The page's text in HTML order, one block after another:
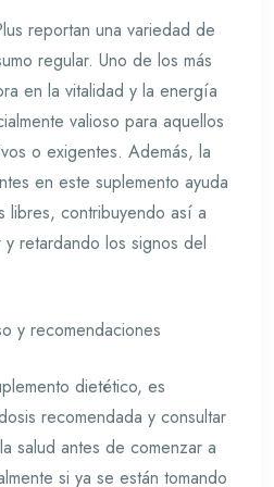
reportan una variedad de
regular. Uno de los más
en la vitalidad y la energía
valioso para aquellos
o exigentes. Además, la
en este suplemento ayuda
libres, contribuyendo así a
retardando los signos del
y recomendaciones
dietético, es
recomendada y consultar
salud antes de comenzar a
si ya se están tomando